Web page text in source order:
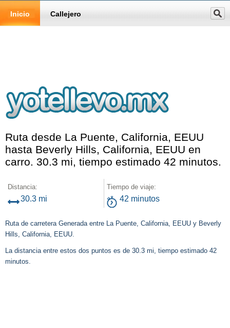
Inicio Callejero
Ruta desde La Puente, California, EEUU
hasta Beverly Hills, California, EEUU en
carro. 30.3 mi, tiempo estimado 42 minutos.
Distancia:
30.3 mi
Tiempo de viaje:
42 minutos
Ruta de carretera Generada entre La Puente, California, EEUU y Beverly
Hills, California, EEUU.
La distancia entre estos dos puntos es de 30.3 mi, tiempo estimado 42
minutos.